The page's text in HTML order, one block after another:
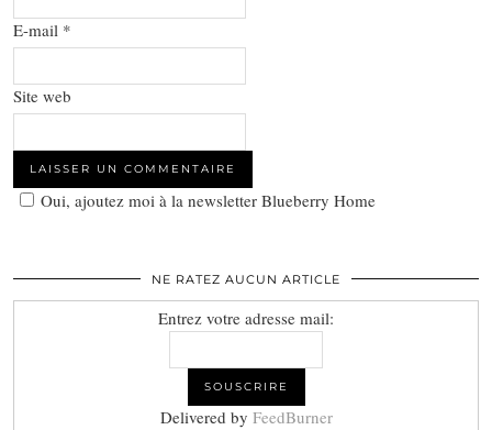
E-mail *
Site web
Oui, ajoutez moi à la newsletter Blueberry Home
NE RATEZ AUCUN ARTICLE
Entrez votre adresse mail:
Delivered by FeedBurner